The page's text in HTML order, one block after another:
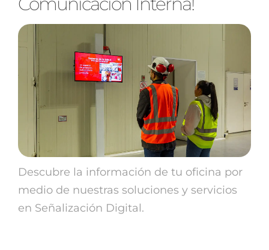
Descubre la información de tu oficina por
medio de nuestras soluciones y servicios
en Señalización Digital.